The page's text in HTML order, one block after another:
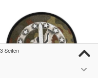
Seiten